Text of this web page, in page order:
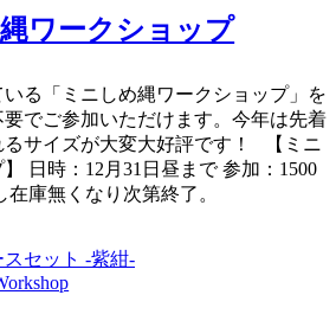
ワークショップ
る「ミニしめ縄ワークショップ」を
でご参加いただけます。今年は先着
るサイズが大変大好評です！ 【ミニ
日時：12月31日昼まで 参加：1500
庫無くなり次第終了。